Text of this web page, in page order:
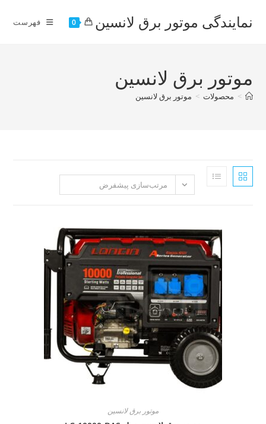
موتور برق لانسین 0 فهرست
برق لانسین
> موتور برق لانسین
مرتب‌سازی پیشفرض
موتور برق لانسین